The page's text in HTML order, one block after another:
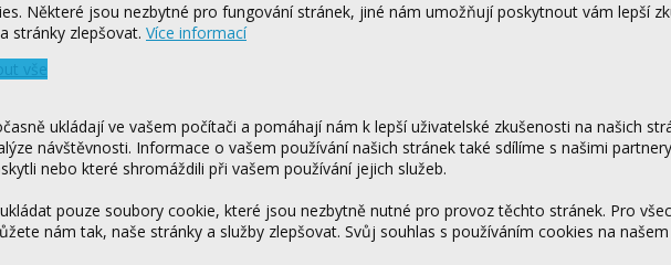
Některé jsou nezbytné pro fungování stránek, jiné nám umožňují poskytnout vám lepší
stránky zlepšovat. Více informací
vše
ukládají ve vašem počítači a pomáhají nám k lepší uživatelské zkušenosti na našich
návštěvnosti. Informace o vašem používání našich stránek také sdílíme s našimi
nebo které shromáždili při vašem používání jejich služeb.
pouze soubory cookie, které jsou nezbytně nutné pro provoz těchto stránek. Pro
nám tak, naše stránky a služby zlepšovat. Svůj souhlas s používáním cookies na